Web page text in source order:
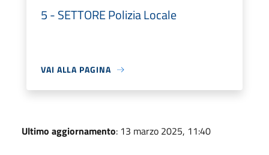
5 - SETTORE Polizia Locale
VAI ALLA PAGINA
Ultimo aggiornamento: 13 marzo 2025, 11:40